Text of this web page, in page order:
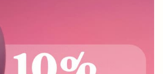
funcionan
de fabricación te lo